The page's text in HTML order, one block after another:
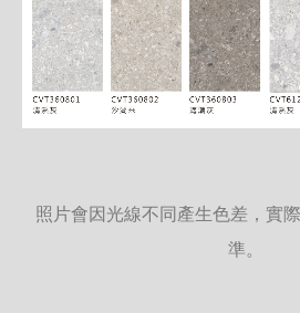
照片會因光線不同產生色差，實
準。